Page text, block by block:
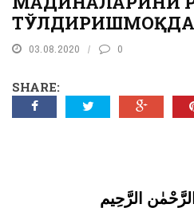
03.08.2020 0
SHARE:
الرَّحِيمِ